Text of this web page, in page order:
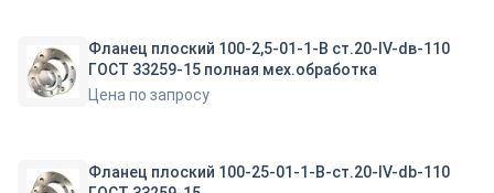
Фланец плоский 100-2,5-01-1-В ст.20-IV-dв-110
ГОСТ 33259-15 полная мех.обработка
Цена по запросу
Фланец плоский 100-25-01-1-B-ст.20-IV-db-110